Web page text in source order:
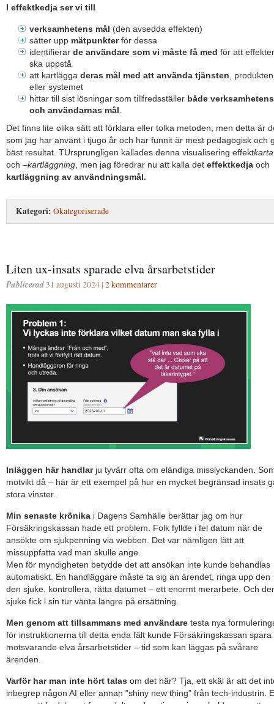
I effektkedja ser vi till
verksamhetens mål (den avsedda effekten)
sätter upp mätpunkterför dessa
identifierar de användare som vi måste få med för att
ska uppstå
att kartlägga deras mål med att använda tjänsten , produkten
eller systemet
hittar till sist lösningar som tillfredsställer både verksamhetens
och användarnas mål
Det finns lite olika sätt att förklara eller tolka metoden; men detta är
som jag har använt i tjugo år och har funnit är mest pedagogisk och
bäst resultat. TUrsprungligen kallades denna visualisering effektkarta
och –kartläggning , men jag föredrar nu att kalla det effektkedja och
kartläggning av användningsmål.
Kategori: Okategoriserade
Liten ux-insats sparade elva årsarbetstider
Publicerad 31 augusti 2024 | 2 kommentarer
Inläggen här handlarju tyvärr ofta om eländiga misslyckanden.
motvikt då – här är ett exempel på hur en mycket begränsad insats
stora vinster.
Min senaste krönika i Dagens Samhälle berättar jag om hur
Försäkringskassan hade ett problem. Folk fyllde i fel datum när de
ansökte om sjukpenning via webben. Det var nämligen lätt att
missuppfatta vad man skulle ange.
Men för myndigheten betydde det att ansökan inte kunde behandlas
automatiskt. En handläggare måste ta sig an ärendet, ringa upp den
den sjuke, kontrollera, rätta datumet – ett enormt merarbete. Och
sjuke fick i sin tur vänta längre på ersättning.
Men genom att tillsammans med användare testa nya
för instruktionerna till detta enda fält kunde Försäkringskassan spara
motsvarande elva årsarbetstider – tid som kan läggas på svårare
ärenden.
Varför har man inte hört talas om det här? Tja, ett skäl är att det
inbegrep någon AI eller annan ”shiny new thing” från tech-industrin.